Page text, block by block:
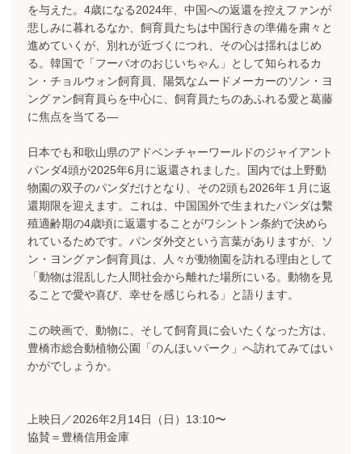
を与えた。4歳になる2024年、中国への返還を控えファンが
悲しみに暮れるなか、飼育員たちは中国行きの準備を粛々と
進めていくが、別れが近づくにつれ、その心は揺れはじめ
る。韓国で「フーバオのおじいちゃん」として知られるカ
ン・チョルウォン飼育員、陽気なムードメーカーのソン・ヨ
ングァン飼育員らを中心に、飼育員たちのあふれる愛と葛藤
に焦点を当てる―
日本でも和歌山県のアドベンチャーワールドのジャイアント
パンダ4頭が2025年6月に返還されました。国内では上野動
物園の双子のパンダだけとなり、その2頭も2026年１月に返
還期限を迎えます。これは、中国国外で生まれたパンダは繫
殖適齢期の4歳頃に返還することがワシントン条約で決めら
れているためです。パンダ外交という言葉がありますが、ソ
ン・ヨングァン飼育員は、人々が動物園を訪れる理由として
「動物は混乱した人間社会から離れた場所にいる。動物を見
ることで愛や喜び、幸せを感じられる」と語ります。
この映画で、動物に、そして飼育員に会いたくなった方は、
豊橋市総合動植物公園「のんほいパーク」へ訪れてみてはい
かがでしょうか。
上映日／2026年2月14日（日）13:10〜
協賛＝豊橋信用金庫